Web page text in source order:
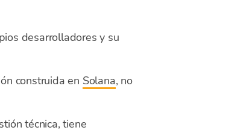
desarrolladores y su
construida en Solana, no
técnica, tiene